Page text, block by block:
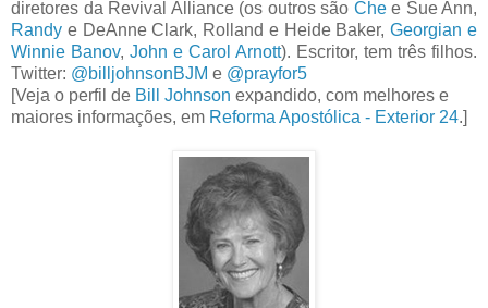
diretores da Revival Alliance (os outros são Chee Sue Ann,
Randy e DeAnne Clark, Rolland e Heide Baker,Georgian e
Winnie Banov, John e Carol Arnott). Escritor, tem três filhos.
Twitter: @billjohnsonBJM e @prayfor5
[Veja o perfil de Bill Johnson expandido, com melhores e
maiores informações, em Reforma Apostólica - Exterior 24.]